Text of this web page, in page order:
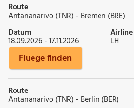
Route
Antananarivo (TNR) - Bremen (BRE)
Datum
18.09.2026 - 17.11.2026
Airline
LH
Fluege finden
Route
Antananarivo (TNR) - Berlin (BER)